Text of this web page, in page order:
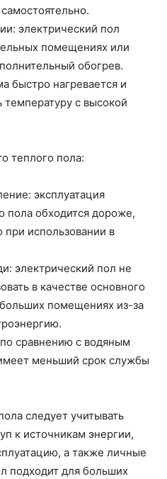
электрический пол
помещениях или
обогрев.
быстро нагревается и
температуру с высокой
теплого пола:
эксплуатация
пола обходится дороже,
использовании в
электрический пол не
в качестве основного
помещениях из-за
сравнению с водяным
меньший срок службы
следует учитывать
к источникам энергии,
а также личные
подходит для больших